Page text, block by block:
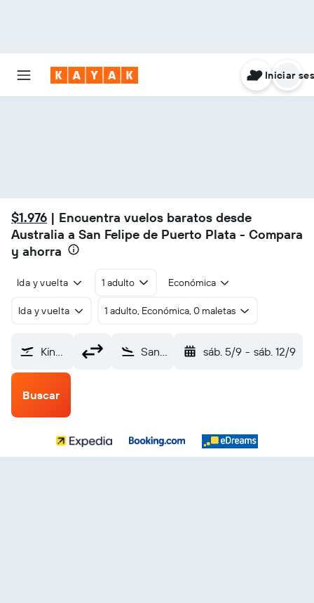
Iniciar
$1.976 | Encuentra vuelos baratos desde
Australia a San Felipe de Puerto Plata - Compara
y ahorra
Ida y vuelta 1 adulto Económica
Ida y vuelta 1 adulto, Económica, 0 maletas
Kingsford Smith (SYD) San Felipe de Puerto Plata La Union (POP) sáb. 5/9 - sáb. 12/9
Buscar